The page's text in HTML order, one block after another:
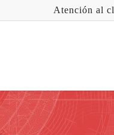
Atención al